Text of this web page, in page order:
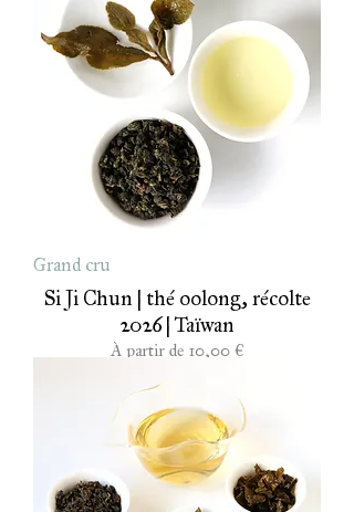
Grand cru
Si Ji Chun | thé oolong, récolte
2026 | Taïwan
À partir de 10,00 €
Prix promotionnel